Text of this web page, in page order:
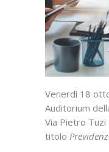
Venerdì 18
Auditorium
Via Pietro Tuzi
titolo